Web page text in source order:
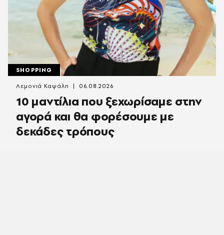
SHOPPING
10 μαντίλια που ξεχωρίσαμε στην
αγορά και θα φορέσουμε με
δεκάδες τρόπους
Λεμονιά Καψάλη 06.08.2026